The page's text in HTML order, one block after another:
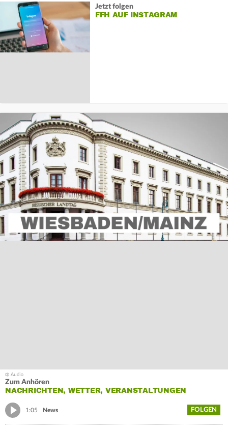
Jetzt folgen
FFH AUF INSTAGRAM
Zum Anhören
NACHRICHTEN, WETTER, VERANSTALTUNGEN
1:05 News FOLGEN